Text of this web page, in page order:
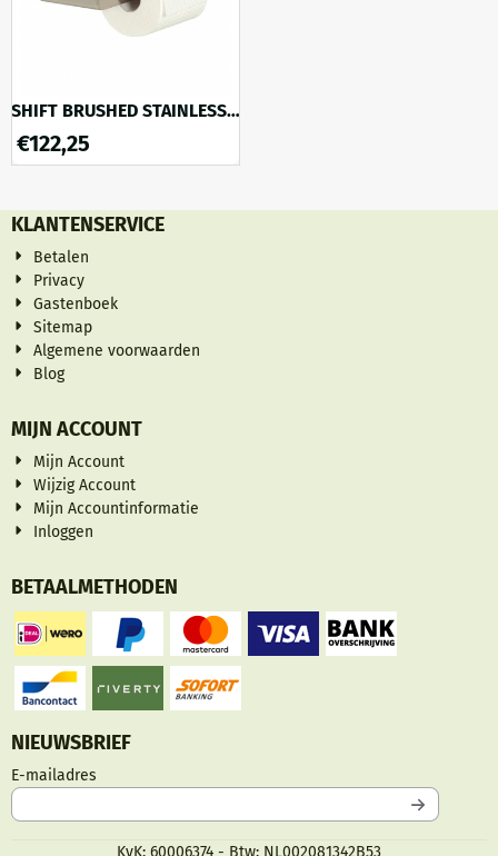
SHIFT BRUSHED STAINLESS
STEEL FINISH
Toiletrolhouder zonder klep
€122,25
KLANTENSERVICE
Betalen
Privacy
Gastenboek
Sitemap
Algemene voorwaarden
Blog
MIJN ACCOUNT
Mijn Account
Wijzig Account
Mijn Accountinformatie
Inloggen
BETAALMETHODEN
NIEUWSBRIEF
E-mailadres